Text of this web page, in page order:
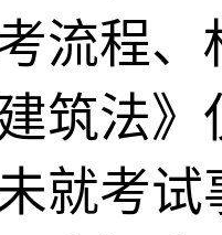
流程
筑法
就考